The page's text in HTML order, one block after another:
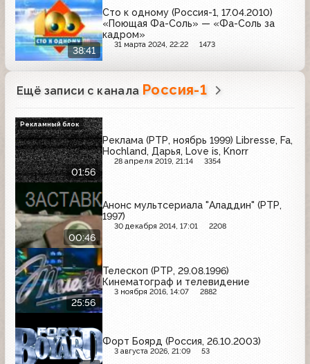
38:41
Сто к одному (Россия-1, 17.04.2010)
«Поющая Фа-Соль» — «Фа-Соль за
кадром»
31 марта 2024, 22:22 1473
Ещё записи с канала Россия-1
01:56
Реклама (РТР, ноябрь 1999) Libresse, Fa,
Hochland, Дарья, Love is, Knorr
28 апреля 2019, 21:14 3354
Рекламный блок
00:46
Анонс мультсериала "Аладдин" (РТР,
1997)
30 декабря 2014, 17:01 2208
25:56
Телескоп (РТР, 29.08.1996)
Кинематограф и телевидение
3 ноября 2016, 14:07 2882
Форт Боярд (Россия, 26.10.2003)
3 августа 2026, 21:09 53